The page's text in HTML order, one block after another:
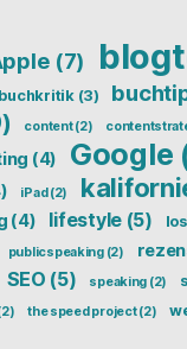
(7)
buchkritik(3)
content(2)
(4) Google
iPad(2)
(4) lifestyle (5)
publicspeaking(2)
SEO (5) speaking (2)
the speed project(2)